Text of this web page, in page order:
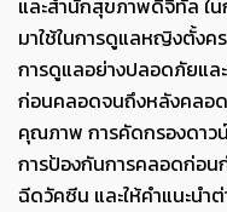
และสำนักสุขภาพดิจิทัล ใ
มาใช้ในการดูแลหญิงตั้ง
การดูแลอย่างปลอดภัยแล
ก่อนคลอดจนถึงหลังคลอด
คุณภาพ การคัดกรองดาว
การป้องกันการคลอดก่อ
ฉีดวัคซีน และให้คำแนะนำ